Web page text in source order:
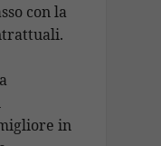
con la
in